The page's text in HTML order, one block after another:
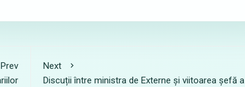
Prev
Next
Discuții între ministra de Externe și viitoarea șefă a